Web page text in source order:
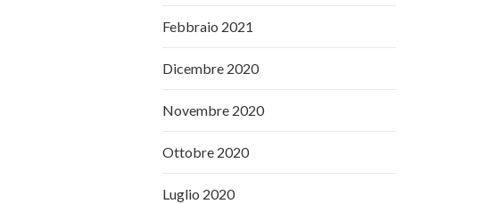
Febbraio 2021
Dicembre 2020
Novembre 2020
Ottobre 2020
Luglio 2020